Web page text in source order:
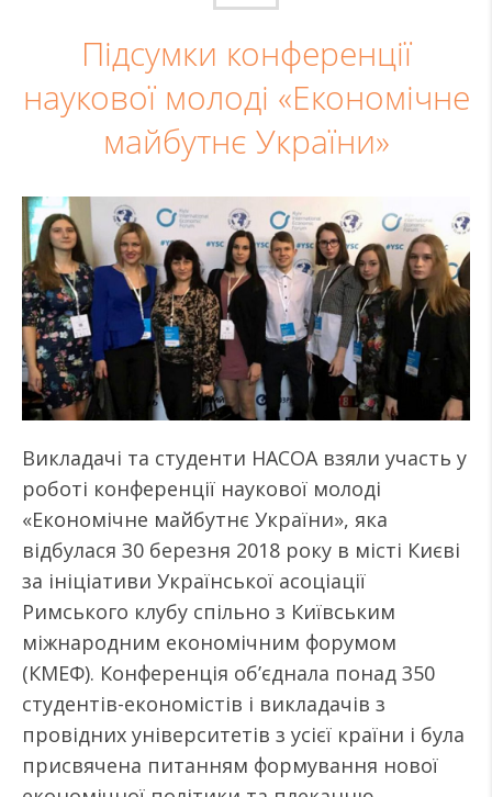
Підсумки конференції
наукової молоді «Економічне
майбутнє України»
Викладачі та студенти НАСОА взяли участь у
роботі конференції наукової молоді
«Економічне майбутнє України», яка
відбулася 30 березня 2018 року в місті Києві
за ініціативи Української асоціації
Римського клубу спільно з Київським
міжнародним економічним форумом
(КМЕФ). Конференція об’єднала понад 350
студентів-економістів і викладачів з
провідних університетів з усієї країни і була
присвячена питанням формування нової